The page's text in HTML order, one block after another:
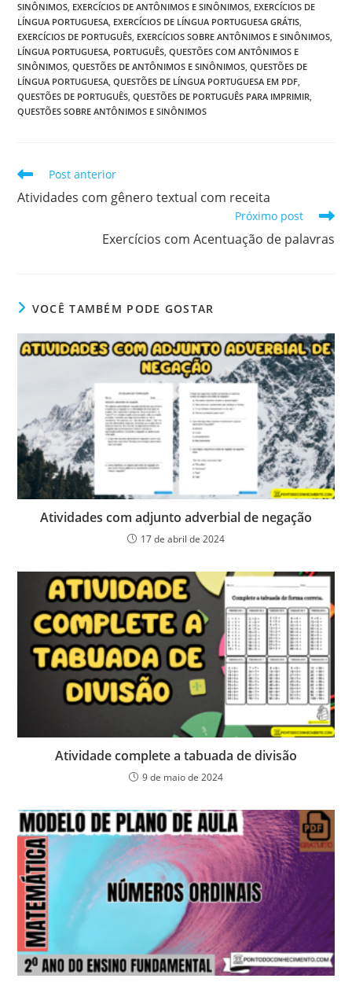
SINÔNIMOS, EXERCÍCIOS DE ANTÔNIMOS E SINÔNIMOS, EXERCÍCIOS DE
LÍNGUA PORTUGUESA, EXERCÍCIOS DE LÍNGUA PORTUGUESA GRÁTIS,
EXERCÍCIOS DE PORTUGUÊS, EXERCÍCIOS SOBRE ANTÔNIMOS E SINÔNIMOS,
LÍNGUA PORTUGUESA, PORTUGUÊS, QUESTÕES COM ANTÔNIMOS E
SINÔNIMOS, QUESTÕES DE ANTÔNIMOS E SINÔNIMOS, QUESTÕES DE
LÍNGUA PORTUGUESA, QUESTÕES DE LÍNGUA PORTUGUESA EM PDF,
QUESTÕES DE PORTUGUÊS, QUESTÕES DE PORTUGUÊS PARA IMPRIMIR,
QUESTÕES SOBRE ANTÔNIMOS E SINÔNIMOS
Leia
artigos
Post anterior
Atividades com gênero textual com receita
Próximo post
Exercícios com Acentuação de palavras
VOCÊ TAMBÉM PODE GOSTAR
Atividades com adjunto adverbial de negação
17 de abril de 2024
Atividade complete a tabuada de divisão
9 de maio de 2024